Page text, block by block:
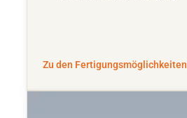
Zu den Fertigungsmöglichkeiten